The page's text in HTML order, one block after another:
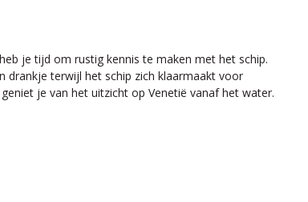
je tijd om rustig kennis te maken met het schip.
drankje terwijl het schip zich klaarmaakt voor
je van het uitzicht op Venetië vanaf het water.